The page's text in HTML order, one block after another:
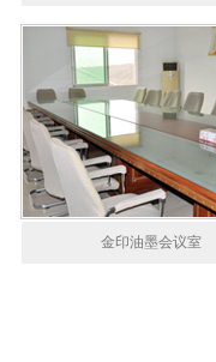
金印油墨会议室